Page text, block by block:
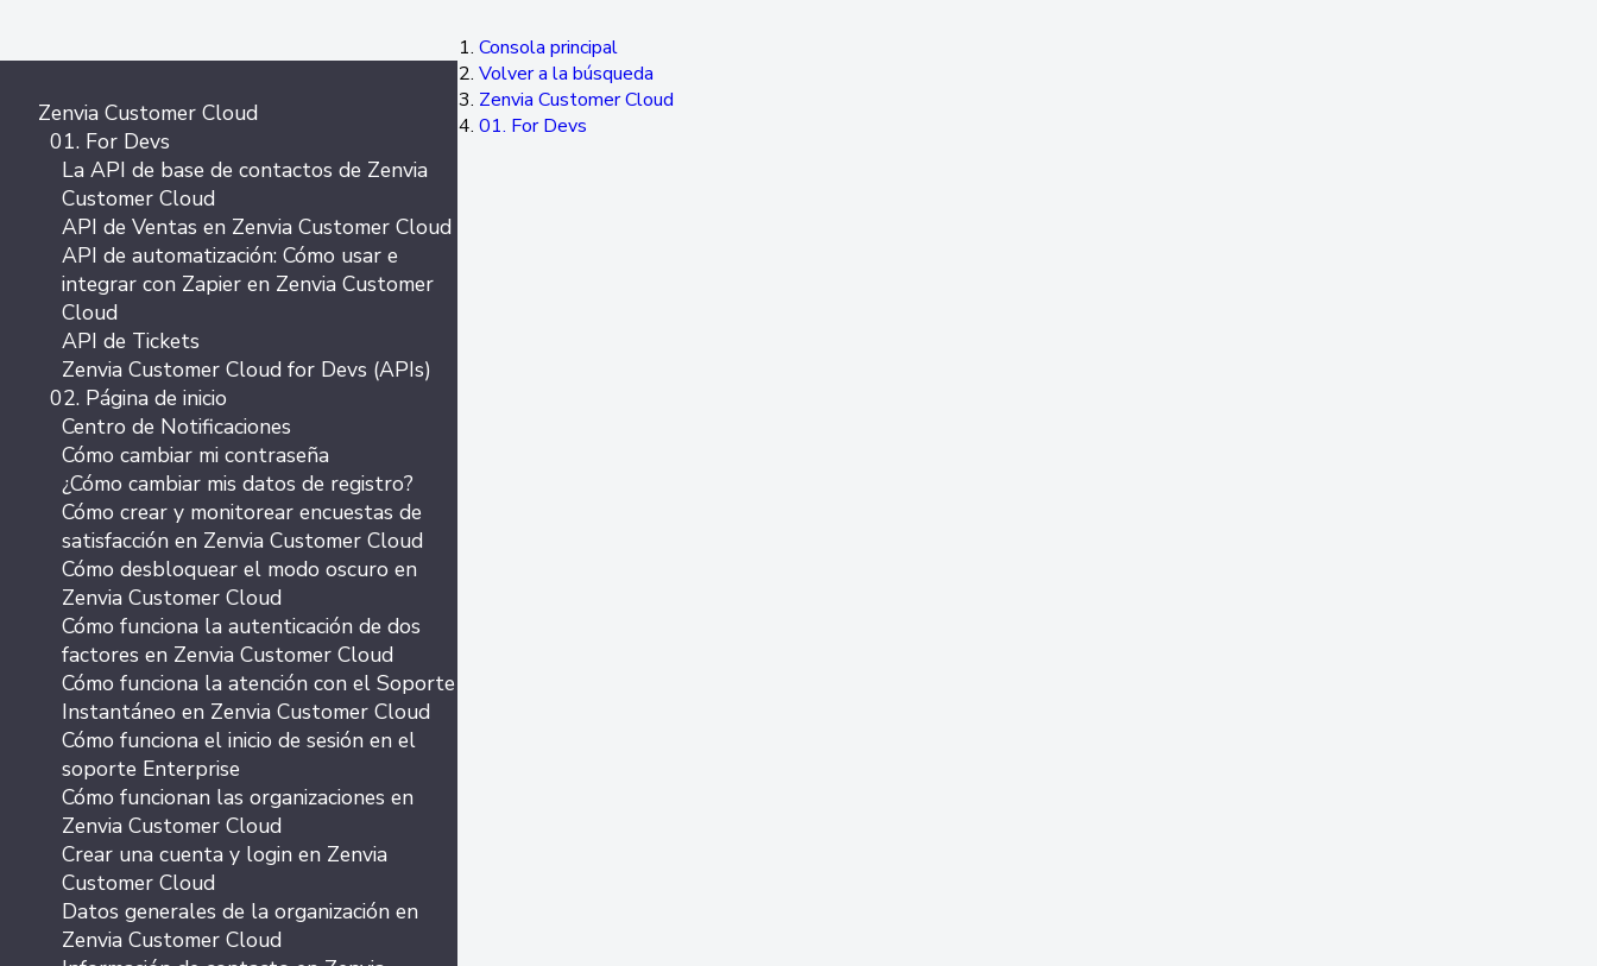
Consola principal
Volver a la búsqueda
Zenvia Customer Cloud
01. For Devs
Zenvia Customer Cloud
01. For Devs
La API de base de contactos de Zenvia
Customer Cloud
API de Ventas en Zenvia Customer Cloud
API de automatización: Cómo usar e
integrar con Zapier en Zenvia Customer
Cloud
API de Tickets
Zenvia Customer Cloud for Devs (APIs)
02. Página de inicio
Centro de Notificaciones
Cómo cambiar mi contraseña
¿Cómo cambiar mis datos de registro?
Cómo crear y monitorear encuestas de
satisfacción en Zenvia Customer Cloud
Cómo desbloquear el modo oscuro en
Zenvia Customer Cloud
Cómo funciona la autenticación de dos
factores en Zenvia Customer Cloud
Cómo funciona la atención con el Soporte
Instantáneo en Zenvia Customer Cloud
Cómo funciona el inicio de sesión en el
soporte Enterprise
Cómo funcionan las organizaciones en
Zenvia Customer Cloud
Crear una cuenta y login en Zenvia
Customer Cloud
Datos generales de la organización en
Zenvia Customer Cloud